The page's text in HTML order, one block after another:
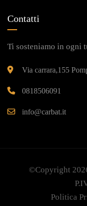
Contatti
Ti sosteniamo in ogni
Via carrara,155
0818506091
info@carbat.it
©Copyright
Politica